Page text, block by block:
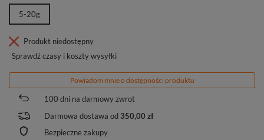
5-20g
Produkt niedostępny
Sprawdź czasy i koszty wysyłki
Powiadom mnie o dostępności produktu
100 dni na darmowy zwrot
Darmowa dostawa od 350,00 zł
Bezpieczne zakupy